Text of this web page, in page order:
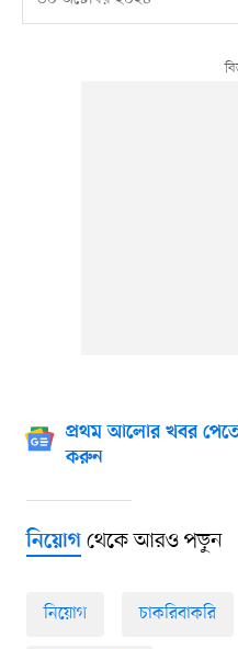
প্রথম আলোর খবর
করুন
নিয়োগথেকে আরও পড়ুন
নিয়োগ চাকরিবাকরি